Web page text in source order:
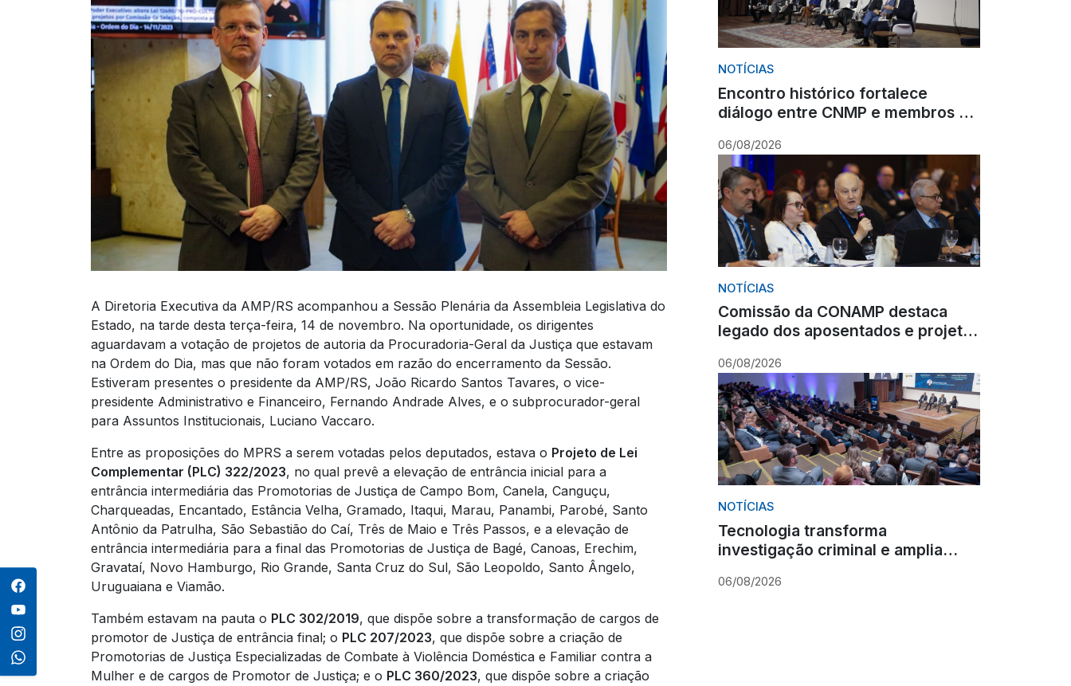
A Diretoria Executiva da AMP/RS acompanhou a Sessão Plenária da Assembleia Legislativa do
Estado, na tarde desta terça-feira, 14 de novembro. Na oportunidade, os dirigentes
aguardavam a votação de projetos de autoria da Procuradoria-Geral da Justiça que estavam
na Ordem do Dia, mas que não foram votados em razão do encerramento da Sessão.
Estiveram presentes o presidente da AMP/RS, João Ricardo Santos Tavares, o vice-
presidente Administrativo e Financeiro, Fernando Andrade Alves, e o subprocurador-geral
para Assuntos Institucionais, Luciano Vaccaro.
Entre as proposições do MPRS a serem votadas pelos deputados, estava o Projeto de Lei
Complementar (PLC) 322/2023, no qual prevê a elevação de entrância inicial para a
entrância intermediária das Promotorias de Justiça de Campo Bom, Canela, Canguçu,
Charqueadas, Encantado, Estância Velha, Gramado, Itaqui, Marau, Panambi, Parobé, Santo
Antônio da Patrulha, São Sebastião do Caí, Três de Maio e Três Passos, e a elevação de
entrância intermediária para a final das Promotorias de Justiça de Bagé, Canoas, Erechim,
Gravataí, Novo Hamburgo, Rio Grande, Santa Cruz do Sul, São Leopoldo, Santo Ângelo,
Uruguaiana e Viamão.
Também estavam na pauta o PLC 302/2019, que dispõe sobre a transformação de cargos de
promotor de Justiça de entrância final; o PLC 207/2023, que dispõe sobre a criação de
Promotorias de Justiça Especializadas de Combate à Violência Doméstica e Familiar contra a
Mulher e de cargos de Promotor de Justiça; e o PLC 360/2023, que dispõe sobre a criação
NOTÍCIAS
Encontro histórico fortalece
diálogo entre CNMP e membros do
da carreira
06/08/2026
NOTÍCIAS
Comissão da CONAMP destaca
legado dos aposentados e projeta
institucional
06/08/2026
NOTÍCIAS
Tecnologia transforma
investigação criminal e amplia
06/08/2026